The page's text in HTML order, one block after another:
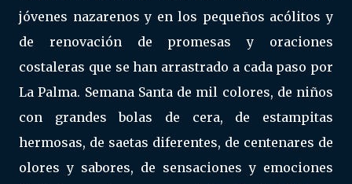
jóvenes nazarenos y en los pequeños acólitos y
de renovación de promesas y oraciones
costaleras que se han arrastrado a cada paso por
La Palma. Semana Santa de mil colores, de niños
con grandes bolas de cera, de estampitas
hermosas, de saetas diferentes, de centenares de
olores y sabores, de sensaciones y emociones